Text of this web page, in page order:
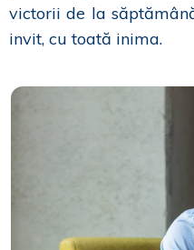
victorii de la
invit, cu toată inima.